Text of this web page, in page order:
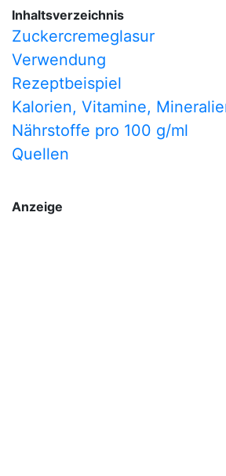
Inhaltsverzeichnis
Zuckercremeglasur
Verwendung
Rezeptbeispiel
Kalorien, Vitamine,
Nährstoffe pro 100 g/ml
Quellen
Anzeige